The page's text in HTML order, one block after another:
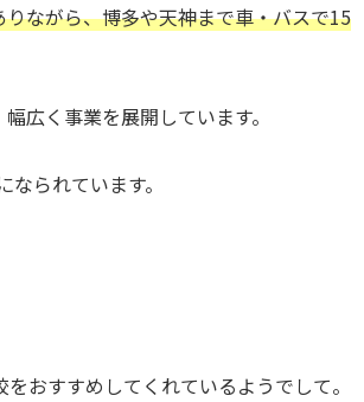
ながら、博多や天神まで車・バスで15
広く事業を展開しています。
られています。
おすすめしてくれているようでして。